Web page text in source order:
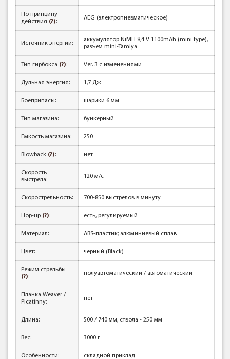
По принципу
действия (?):
AEG (электропневматическое)
Источник энергии:
аккумулятор NiMH 8,4 V 1100mAh (mini type),
разъем mini-Tamiya
Тип гирбокса (?): Ver. 3 с изменениями
Дульная энергия: 1,7 Дж
Боеприпасы: шарики 6 мм
Тип магазина: бункерный
Емкость магазина: 250
Blowback (?): нет
Скорость
выстрела:
120 м/с
Скорострельность: 700-850 выстрелов в минуту
Hop-up (?): есть, регулируемый
Материал: ABS-пластик; алюминиевый сплав
Цвет: черный (Black)
Режим стрельбы
(?):
полуавтоматический / автоматический
Планка Weaver /
Picatinny:
нет
Длина: 500 / 740 мм, ствола - 250 мм
Вес: 3000 г
Особенности: складной приклад